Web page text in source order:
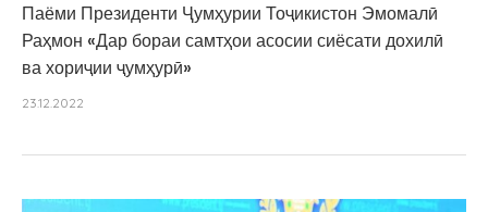
Паёми Президенти Ҷумҳурии Тоҷикистон Эмомалӣ
Раҳмон «Дар бораи самтҳои асосии сиёсати дохилӣ
ва хориҷии ҷумҳурӣ»
23.12.2022